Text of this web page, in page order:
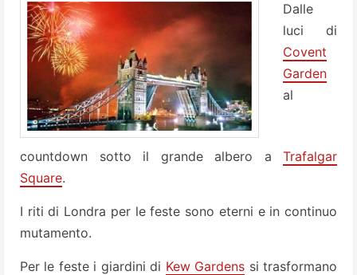
Dalle
luci di
Covent
Garden
al
countdown sotto il grande albero a Trafalgar
Square.
I riti di Londra per le feste sono eterni e in continuo
mutamento.
Per le feste i giardini di Kew Gardens si trasformano